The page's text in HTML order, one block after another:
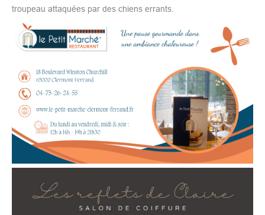
troupeau attaquées par des chiens errants.